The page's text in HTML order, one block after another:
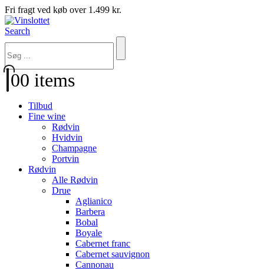
Fri fragt ved køb over 1.499 kr.
Search
00 items
Tilbud
Fine wine
Rødvin
Hvidvin
Champagne
Portvin
Rødvin
Alle Rødvin
Drue
Aglianico
Barbera
Bobal
Boyale
Cabernet franc
Cabernet sauvignon
Cannonau